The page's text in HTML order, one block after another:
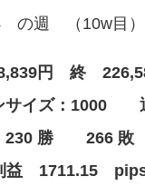
の週 （10w目）
円 終
サイズ：1000
230 勝 266
益 1711.15